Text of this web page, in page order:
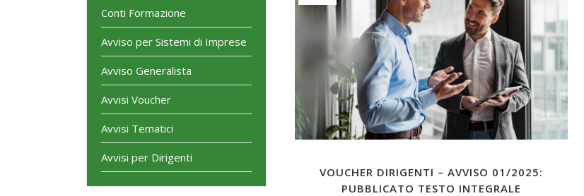
Conti Formazione
Avviso per Sistemi di Imprese
Avviso Generalista
Avvisi Voucher
Avvisi Tematici
Avvisi per Dirigenti
VOUCHER DIRIGENTI – AVVISO 01/2025:
PUBBLICATO TESTO INTEGRALE